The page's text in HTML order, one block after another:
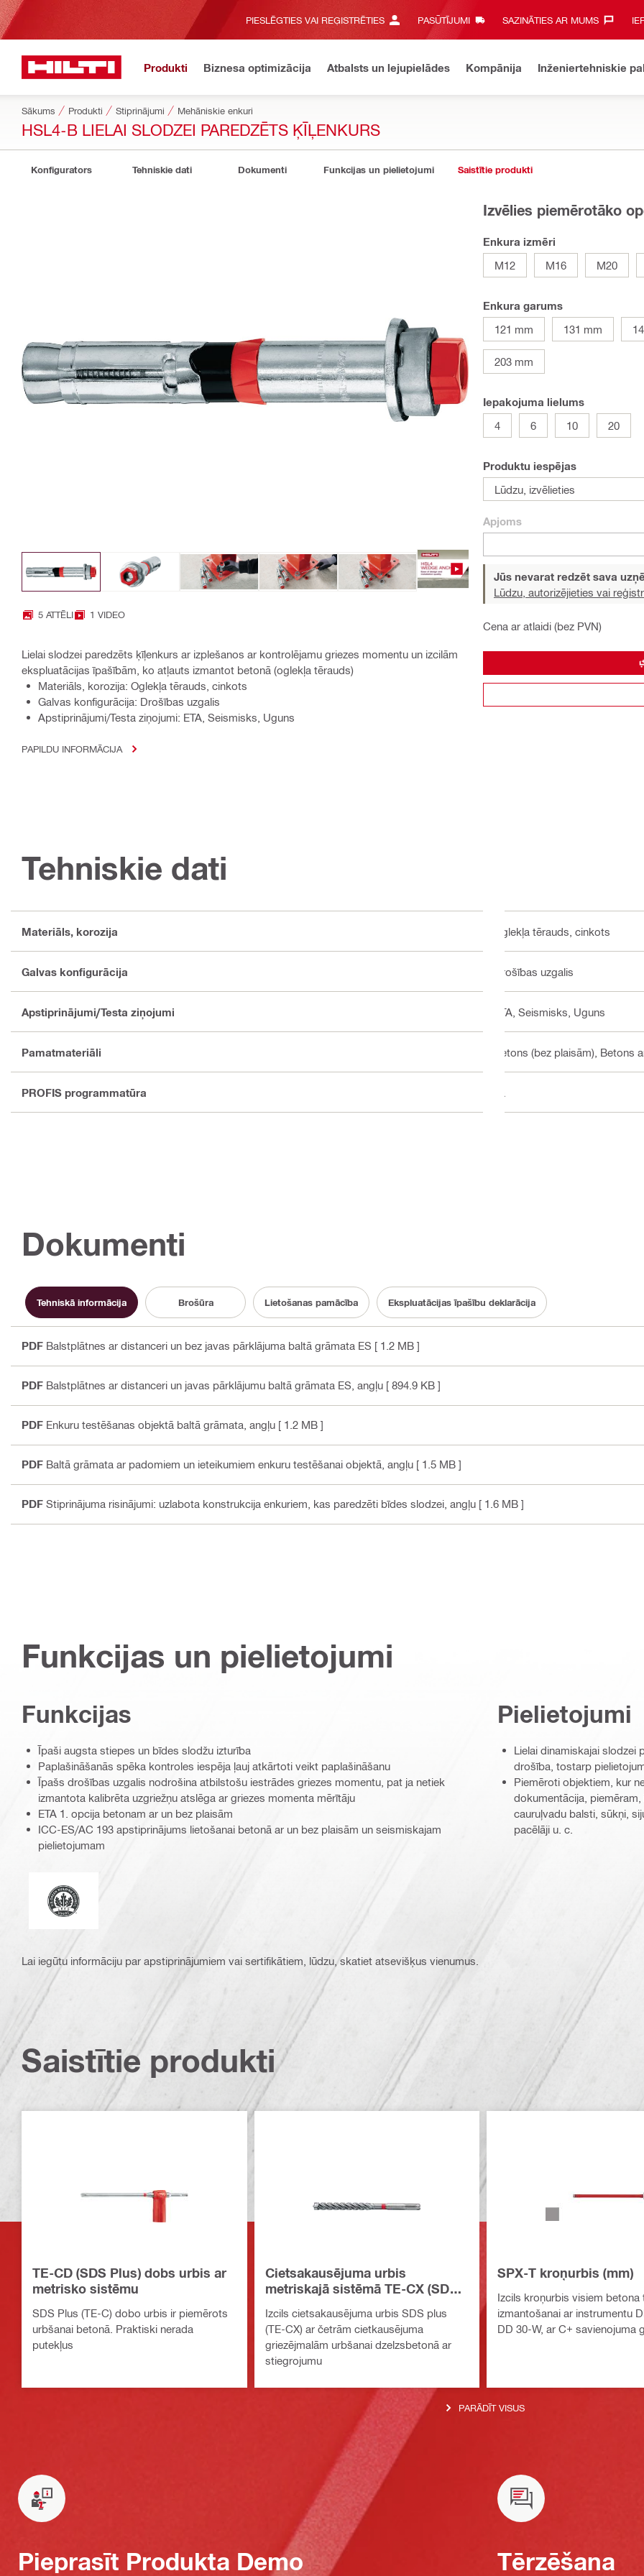
PIESLĒGTIES VAI REĢISTRĒTIES PASŪTĪJUMI SAZINĀTIES AR MUMS‎
Produkti Biznesa optimizācija Atbalsts un lejupielādes Kompānija Inženiertehniskie
Sākums Produkti Stiprinājumi Mehāniskie enkuri
HSL4-B LIELAI SLODZEI PAREDZĒTS ĶĪĻENKURS
Konfigurators Tehniskie dati Dokumenti Funkcijas un pielietojumi Saistītie produkti
5 ATTĒLI 1 VIDEO
Lielai slodzei paredzēts ķīļenkurs ar izplešanos ar kontrolējamu griezes momentu un izcilām
ekspluatācijas īpašībām, ko atļauts izmantot betonā (oglekļa tērauds)
Materiāls, korozija: Oglekļa tērauds, cinkots
Galvas konfigurācija: Drošības uzgalis
Apstiprinājumi/Testa ziņojumi: ETA, Seismisks, Uguns
PAPILDU INFORMĀCIJA
Izvēlies piemērotāko
Enkura izmēri
M12
M16 M20
Enkura garums
121 mm
131 mm
203 mm
Iepakojuma lielums
4
6 10 20
Produktu iespējas
Lūdzu, izvēlieties
Apjoms
Jūs nevarat redzēt sava
Lūdzu, autorizējieties vai
Cena ar atlaidi (bez PVN)
Tehniskie dati
Materiāls, korozija Oglekļa tērauds, cinkots
Galvas konfigurācija Drošības uzgalis
Apstiprinājumi/Testa ziņojumi ETA, Seismisks, Uguns
Pamatmateriāli Betons (bez plaisām), Betons
PROFIS programmatūra Jā
Dokumenti
Tehniskā informācija Brošūra Lietošanas pamācība Ekspluatācijas īpašību deklarācija
PDF Balstplātnes ar distanceri un bez javas pārklājuma baltā grāmata ES [ 1.2 MB ]
PDF Balstplātnes ar distanceri un javas pārklājumu baltā grāmata ES , angļu [ 894.9 KB ]
PDF Enkuru testēšanas objektā baltā grāmata , angļu [ 1.2 MB ]
PDF Baltā grāmata ar padomiem un ieteikumiem enkuru testēšanai objektā , angļu [ 1.5 MB ]
PDF Stiprinājuma risinājumi: uzlabota konstrukcija enkuriem, kas paredzēti bīdes slodzei , angļu [ 1.6 MB ]
Funkcijas un pielietojumi
Funkcijas
Īpaši augsta stiepes un bīdes slodžu izturība
Paplašināšanās spēka kontroles iespēja ļauj atkārtoti veikt paplašināšanu
Īpašs drošības uzgalis nodrošina atbilstošu iestrādes griezes momentu, pat ja netiek
izmantota kalibrēta uzgriežņu atslēga ar griezes momenta mērītāju
ETA 1. opcija betonam ar un bez plaisām
ICC-ES/AC 193 apstiprinājums lietošanai betonā ar un bez plaisām un seismiskajam
pielietojumam
Līderība enerģijas un vides objektu projektēšanā
Pielietojumi
Lielai dinamiskajai slodzei
drošība, tostarp
Piemēroti objektiem, kur
dokumentācija,
cauruļvadu balsti, sūkņi,
pacēlāji u. c.
Lai iegūtu informāciju par apstiprinājumiem vai sertifikātiem, lūdzu, skatiet atsevišķus vienumus.
Saistītie produkti
TE-CD (SDS Plus) dobs urbis ar
metrisko sistēmu
SDS Plus (TE-C) dobo urbis ir piemērots
urbšanai betonā. Praktiski nerada
putekļus
Cietsakausējuma urbis
metriskajā sistēmā TE-CX (SDS
Izcils cietsakausējuma urbis SDS plus
(TE-CX) ar četrām cietkausējuma
griezējmalām urbšanai dzelzsbetonā ar
stiegrojumu
SPX-T kroņurbis (mm)
Izcils kroņurbis visiem
izmantošanai ar instrumentu
DD 30-W, ar C+ savienojuma
PARĀDĪT VISUS
Pieprasīt Produkta Demo Tērzēšana